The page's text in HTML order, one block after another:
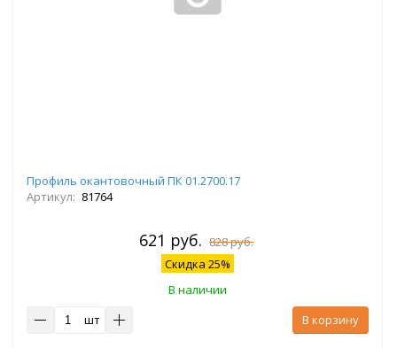
Профиль окантовочный ПК 01.2700.17
Артикул: 81764
621 руб. 828 руб.
Скидка 25%
В наличии
шт
В корзину